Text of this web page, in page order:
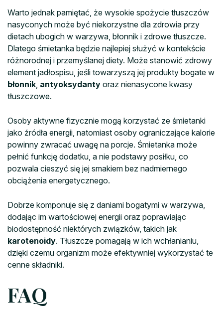
Warto jednak pamiętać, że wysokie spożycie tłuszczów
nasyconych może być niekorzystne dla zdrowia przy
dietach ubogich w warzywa, błonnik i zdrowe tłuszcze.
Dlatego śmietanka będzie najlepiej służyć w kontekście
różnorodnej i przemyślanej diety. Może stanowić zdrowy
element jadłospisu, jeśli towarzyszą jej produkty bogate w
błonnik, antyoksydanty oraz nienasycone kwasy
tłuszczowe.
Osoby aktywne fizycznie mogą korzystać ze śmietanki
jako źródła energii, natomiast osoby ograniczające kalorie
powinny zwracać uwagę na porcje. Śmietanka może
pełnić funkcję dodatku, a nie podstawy posiłku, co
pozwala cieszyć się jej smakiem bez nadmiernego
obciążenia energetycznego.
Dobrze komponuje się z daniami bogatymi w warzywa,
dodając im wartościowej energii oraz poprawiając
biodostępność niektórych związków, takich jak
karotenoidy. Tłuszcze pomagają w ich wchłanianiu,
dzięki czemu organizm może efektywniej wykorzystać te
cenne składniki.
FAQ